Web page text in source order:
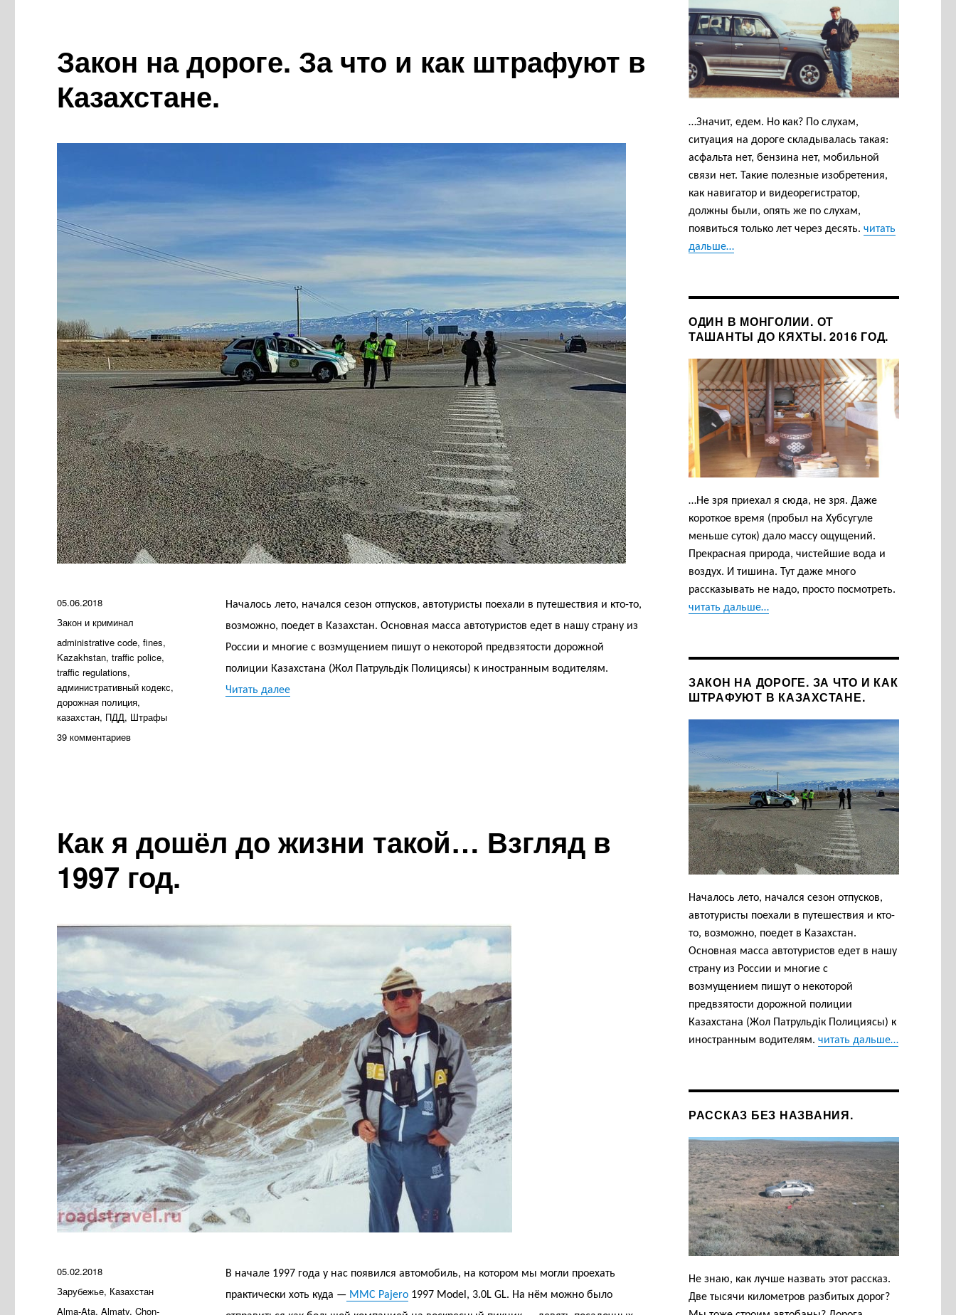
Закон на дороге. За что и как штрафуют в
Казахстане.
Началось лето, начался сезон отпусков, автотуристы поехали в путешествия и кто-то,
возможно, поедет в Казахстан. Основная масса автотуристов едет в нашу страну из
России и многие с возмущением пишут о некоторой предвзятости дорожной
полиции Казахстана (Жол Патрульдік Полициясы) к иностранным водителям.
Читать далее«Закон на дороге. За что и как штрафуют в Казахстане.»
Опубликовано
05.06.2018
Рубрики
Закон и криминал
Метки
administrative code,fines,
Kazakhstan,traffic police,
traffic regulations,
административный кодекс,
дорожная полиция,
казахстан, ПДД, Штрафы
39 комментариевк
как
штрафуют
в
Как я дошёл до жизни такой… Взгляд в
1997 год.
В начале 1997 года у нас появился автомобиль, на котором мы могли проехать
практически хоть куда —MMC Pajero1997 Model, 3.0L GL. На нём можно было
Опубликовано
05.02.2018
Рубрики
Зарубежье, Казахстан
Метки
Alma-Ata,Almaty,Chon-
…Значит, едем. Но как? По слухам,
ситуация на дороге складывалась такая:
асфальта нет, бензина нет, мобильной
связи нет. Такие полезные изобретения,
как навигатор и видеорегистратор,
должны были, опять же по слухам,
появиться только лет через десять. читать
дальше…
ОДИН В МОНГОЛИИ. ОТ
ТАШАНТЫ ДО КЯХТЫ. 2016 ГОД.
…Не зря приехал я сюда, не зря. Даже
короткое время (пробыл на Хубсугуле
меньше суток) дало массу ощущений.
Прекрасная природа, чистейшие вода и
воздух. И тишина. Тут даже много
рассказывать не надо, просто посмотреть.
читать дальше…
ЗАКОН НА ДОРОГЕ. ЗА ЧТО И КАК
ШТРАФУЮТ В КАЗАХСТАНЕ.
Началось лето, начался сезон отпусков,
автотуристы поехали в путешествия и кто-
то, возможно, поедет в Казахстан.
Основная масса автотуристов едет в нашу
страну из России и многие с
возмущением пишут о некоторой
предвзятости дорожной полиции
Казахстана (Жол Патрульдік Полициясы) к
иностранным водителям. читать дальше…
РАССКАЗ БЕЗ НАЗВАНИЯ.
Не знаю, как лучше назвать этот рассказ.
Две тысячи километров разбитых дорог?